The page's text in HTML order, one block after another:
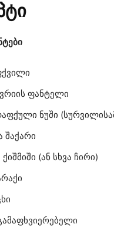
ფანტელი
ნუში
შაქარი
ქიშმიში (ან სხვა ჩირი)